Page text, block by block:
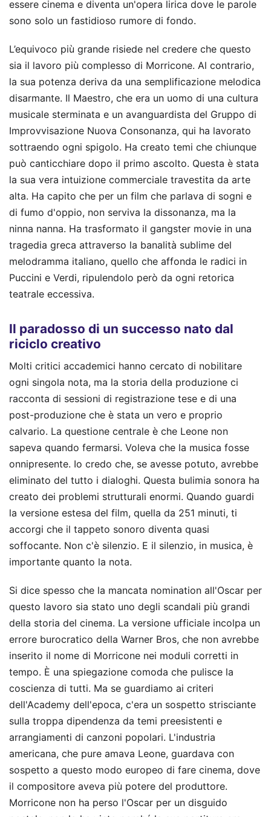
essere cinema e diventa un'opera lirica dove le parole
sono solo un fastidioso rumore di fondo.
L’equivoco più grande risiede nel credere che questo
sia il lavoro più complesso di Morricone. Al contrario,
la sua potenza deriva da una semplificazione melodica
disarmante. Il Maestro, che era un uomo di una cultura
musicale sterminata e un avanguardista del Gruppo di
Improvvisazione Nuova Consonanza, qui ha lavorato
sottraendo ogni spigolo. Ha creato temi che chiunque
può canticchiare dopo il primo ascolto. Questa è stata
la sua vera intuizione commerciale travestita da arte
alta. Ha capito che per un film che parlava di sogni e
di fumo d'oppio, non serviva la dissonanza, ma la
ninna nanna. Ha trasformato il gangster movie in una
tragedia greca attraverso la banalità sublime del
melodramma italiano, quello che affonda le radici in
Puccini e Verdi, ripulendolo però da ogni retorica
teatrale eccessiva.
Il paradosso di un successo nato dal
riciclo creativo
Molti critici accademici hanno cercato di nobilitare
ogni singola nota, ma la storia della produzione ci
racconta di sessioni di registrazione tese e di una
post-produzione che è stata un vero e proprio
calvario. La questione centrale è che Leone non
sapeva quando fermarsi. Voleva che la musica fosse
onnipresente. Io credo che, se avesse potuto, avrebbe
eliminato del tutto i dialoghi. Questa bulimia sonora ha
creato dei problemi strutturali enormi. Quando guardi
la versione estesa del film, quella da 251 minuti, ti
accorgi che il tappeto sonoro diventa quasi
soffocante. Non c'è silenzio. E il silenzio, in musica, è
importante quanto la nota.
Si dice spesso che la mancata nomination all'Oscar per
questo lavoro sia stato uno degli scandali più grandi
della storia del cinema. La versione ufficiale incolpa un
errore burocratico della Warner Bros, che non avrebbe
inserito il nome di Morricone nei moduli corretti in
tempo. È una spiegazione comoda che pulisce la
coscienza di tutti. Ma se guardiamo ai criteri
dell'Academy dell'epoca, c'era un sospetto strisciante
sulla troppa dipendenza da temi preesistenti e
arrangiamenti di canzoni popolari. L'industria
americana, che pure amava Leone, guardava con
sospetto a questo modo europeo di fare cinema, dove
il compositore aveva più potere del produttore.
Morricone non ha perso l'Oscar per un disguido